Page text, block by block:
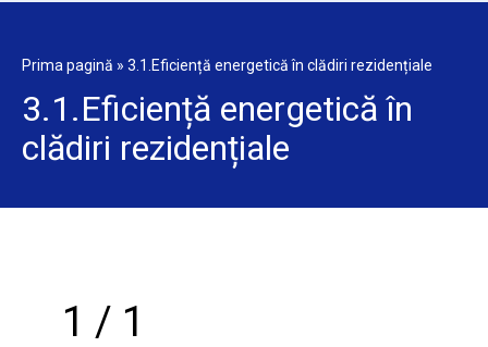
Prima pagină » 3.1.Eficiență energetică în clădiri rezidențiale
3.1.Eficiență energetică în
clădiri rezidențiale
1 / 1